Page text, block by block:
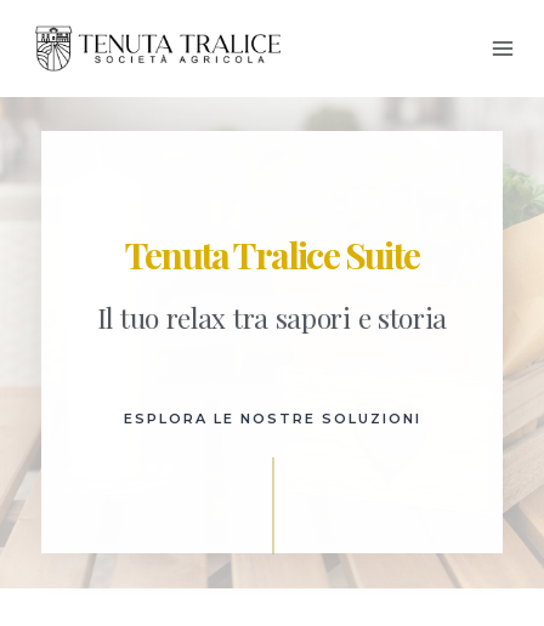
Tenuta Tralice Suite
Il tuo relax tra sapori e storia
ESPLORA LE NOSTRE SOLUZIONI